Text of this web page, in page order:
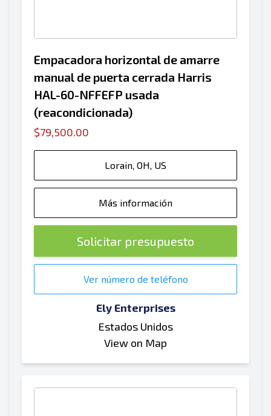
Empacadora horizontal de amarre
manual de puerta cerrada Harris
HAL-60-NFFEFP usada
(reacondicionada)
$79,500.00
Lorain, OH, US
Más información
Solicitar presupuesto
Ver número de teléfono
Ely Enterprises
Estados Unidos
View on Map